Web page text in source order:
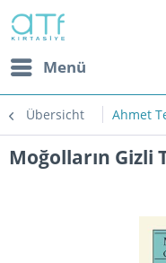
Menü
Übersicht Ahmet
Moğolların Gizli